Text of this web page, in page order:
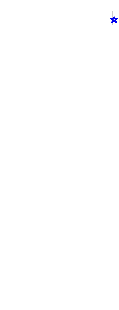
⭐
⭐
⭐
⭐
⭐
⭐
⭐
⭐
⭐
⭐
⭐
⭐
⭐
⭐
⭐
⭐
⭐
⭐
⭐
⭐
⭐
⭐
⭐
⭐
⭐
⭐
⭐
⭐
⭐
⭐
⭐
⭐
⭐